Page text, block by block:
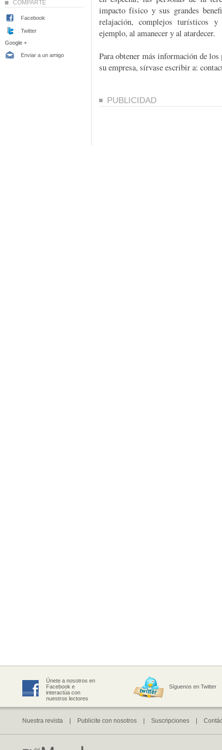
impacto físico y sus grandes
relajación, complejos turísticos
ejemplo, al amanecer y al atardecer.
Para obtener más información de
su empresa, sírvase escribir a:
PUBLICIDAD
COMPARTE
Facebook
Twitter
Google +
Enviar a un amigo
Únete a nosotros en
Facebook e
interactúa con
nuestros lectores
Síguenos en Twitter
Nuestra revista Publicite con nosotros Suscripciones